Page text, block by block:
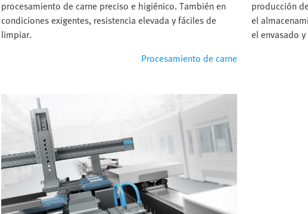
procesamiento de carne preciso e higiénico. También en
condiciones exigentes, resistencia elevada y fáciles de
limpiar.
Procesamiento de carne
producción
el
el envasado